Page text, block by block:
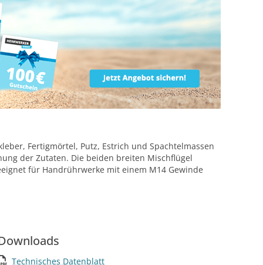
Fertigmörtel, Putz, Estrich und Spachtelmassen
der Zutaten. Die beiden breiten Mischflügel
für Handrührwerke mit einem M14 Gewinde
Technisches Datenblatt